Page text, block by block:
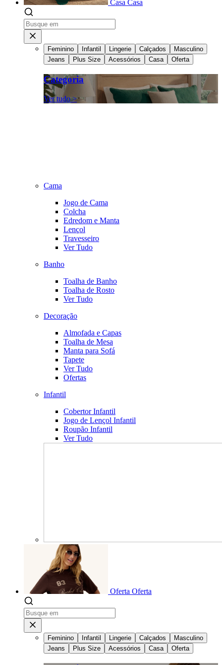
Casa Casa
Feminino Infantil Lingerie Calçados
Masculino
Jeans
Plus Size Acessórios Casa Oferta
Categoria
Ver tudo >
Cama
Jogo de Cama
Colcha
Edredom e Manta
Lençol
Travesseiro
Ver Tudo
Banho
Toalha de Banho
Toalha de Rosto
Ver Tudo
Decoração
Almofada e Capas
Toalha de Mesa
Manta para Sofá
Tapete
Ver Tudo
Ofertas
Infantil
Cobertor Infantil
Jogo de Lençol Infantil
Roupão Infantil
Ver Tudo
Oferta Oferta
Feminino Infantil Lingerie Calçados
Masculino
Jeans
Plus Size Acessórios Casa Oferta